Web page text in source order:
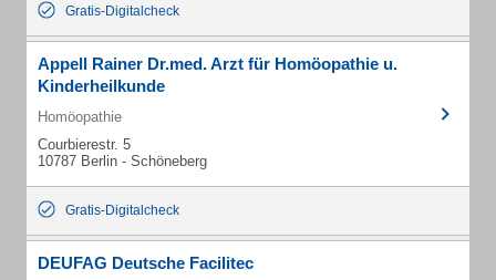
Gratis-Digitalcheck
Appell Rainer Dr.med. Arzt für Homöopathie u.
Kinderheilkunde
Homöopathie
Courbierestr. 5
10787 Berlin - Schöneberg
Gratis-Digitalcheck
DEUFAG Deutsche Facilitec